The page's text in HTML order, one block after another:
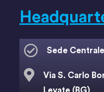
Sede
Via S. Carlo